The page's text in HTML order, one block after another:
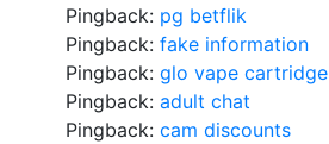
Pingback: pg betflik
Pingback: fake information
Pingback: glo vape cartridge
Pingback: adult chat
Pingback: cam discounts